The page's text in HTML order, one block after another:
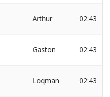
Arthur 02:43
Gaston 02:43
Loqman 02:43